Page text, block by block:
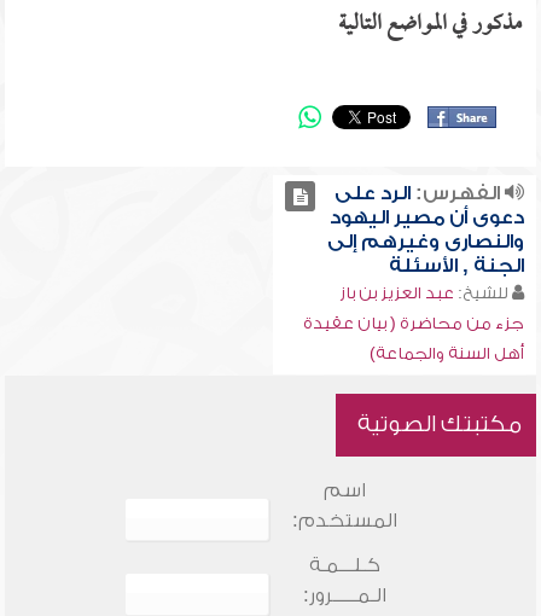
مذكور في المواضع التالية
الفهرس:الرد على
دعوى أن مصير اليهود
والنصارى وغيرهم إلى
الجنة , الأسئلة
للشيخ: عبد العزيز بن باز
جزء من محاضرة ( بيان عقيدة
أهل السنة والجماعة)
مكتبتك الصوتية
اسم
المستخدم:
كـلـــمـة
الـمـــــرور: